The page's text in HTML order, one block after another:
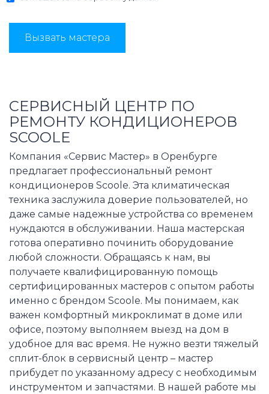
Вызвать мастера
СЕРВИСНЫЙ ЦЕНТР ПО
РЕМОНТУ КОНДИЦИОНЕРОВ
SCOOLE
Компания «Сервис Мастер» в Оренбурге
предлагает профессиональный ремонт
кондиционеров Scoole. Эта климатическая
техника заслужила доверие пользователей, но
даже самые надежные устройства со временем
нуждаются в обслуживании. Наша мастерская
готова оперативно починить оборудование
любой сложности. Обращаясь к нам, вы
получаете квалифицированную помощь
сертифицированных мастеров с опытом работы
именно с брендом Scoole. Мы понимаем, как
важен комфортный микроклимат в доме или
офисе, поэтому выполняем выезд на дом в
удобное для вас время. Не нужно везти тяжелый
сплит-блок в сервисный центр – мастер
прибудет по указанному адресу с необходимым
инструментом и запчастями. В нашей работе мы